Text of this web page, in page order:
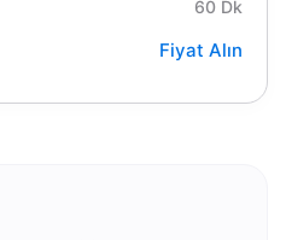
60 Dk
Fiyat Alın